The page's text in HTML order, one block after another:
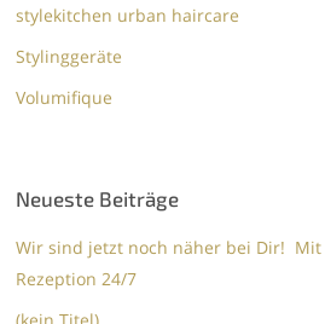
stylekitchen urban haircare
Stylinggeräte
Volumifique
Neueste Beiträge
Wir sind jetzt noch näher bei Dir! Mit
Rezeption 24/7